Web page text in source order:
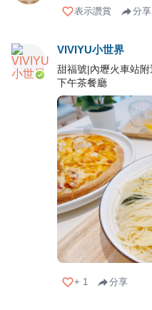
表示讚賞 分享
VIVIYU小世界
甜福號|內壢火車站
下午茶餐廳
+ 1 分享